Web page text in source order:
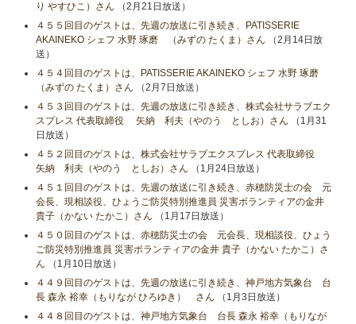
り やすひこ）さん （2月21日放送）
４５５回目のゲストは、先週の放送に引き続き、PATISSERIE
AKAINEKO シェフ 水野 琢磨 （みずの たくま）さん （2月14日放
送）
４５４回目のゲストは、PATISSERIE AKAINEKO シェフ 水野 琢磨
（みずの たくま）さん （2月7日放送）
４５３回目のゲストは、先週の放送に引き続き、株式会社サラブエク
スプレス 代表取締役 矢納 利夫（やのう としお）さん （1月31
日放送）
４５２回目のゲストは、株式会社サラブエクスプレス 代表取締役
矢納 利夫（やのう としお）さん （1月24日放送）
４５１回目のゲストは、先週の放送に引き続き、赤穂防災士の会 元
会長、現相談役、ひょうご防災特別推進員 災害ボランティアの金井
貴子（かない たかこ）さん （1月17日放送）
４５０回目のゲストは、赤穂防災士の会 元会長、現相談役、ひょう
ご防災特別推進員 災害ボランティアの金井 貴子（かない たかこ）さ
ん （1月10日放送）
４４９回目のゲストは、先週の放送に引き続き、神戸地方気象台 台
長 森永 裕幸（もりなが ひろゆき） さん （1月3日放送）
４４８回目のゲストは、神戸地方気象台 台長 森永 裕幸（もりなが